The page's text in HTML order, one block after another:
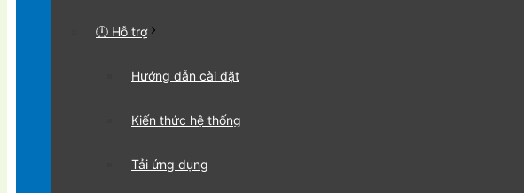
🕛 Hỗ trợ
Hướng dẫn cài đặt
Kiến thức hệ thống
Tải ứng dụng